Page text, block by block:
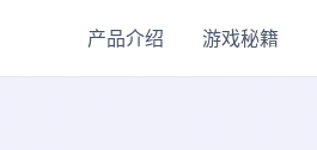
产品介绍 游戏秘籍